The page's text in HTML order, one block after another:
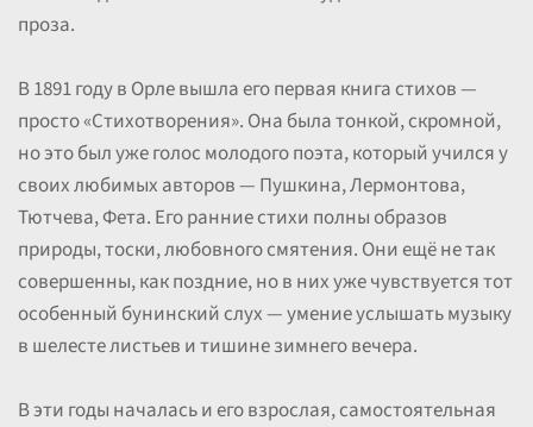
проза.
В 1891 году в Орле вышла его первая книга стихов —
просто «Стихотворения». Она была тонкой, скромной,
но это был уже голос молодого поэта, который учился у
своих любимых авторов — Пушкина, Лермонтова,
Тютчева, Фета. Его ранние стихи полны образов
природы, тоски, любовного смятения. Они ещё не так
совершенны, как поздние, но в них уже чувствуется тот
особенный бунинский слух — умение услышать музыку
в шелесте листьев и тишине зимнего вечера.
В эти годы началась и его взрослая, самостоятельная